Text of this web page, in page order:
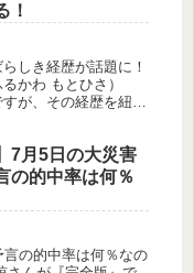
！
しき経歴が話題に！
かわ もとひさ）
が、その経歴を紐解
7月5日の大災害
の的中率は何％
言の的中率は何％なの